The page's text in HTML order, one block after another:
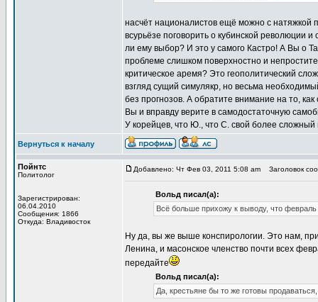
насчёт националистов ещё можно с натяжкой
всурьёзе поговорить о кубинской революции
ли ему выбор? И это у самого Кастро! А Вы о
проблеме слишком поверхностно и
критическое аремя? Это геополитический
взгляд сущий симулякр, но весьма
без прогнозов. А обратите внимание на то,
Вы и вправду верите в самодостаточную
У корейцев, что Ю., что С. свой более сложный
Вернуться к началу
Пойнтс
Политолог
Зарегистрирован:
06.04.2010
Сообщения: 1866
Откуда: Владивосток
Добавлено: Чт Фев 03, 2011 5:08 am Заголовок
Вольд писал(а):
Всё больше прихожу к выводу, что февраль
Ну да, вы же выше конспирологии. Это нам,
Ленина, и масонское членство почти всех
передайте
Вольд писал(а):
Да, крестьяне бы то же готовы